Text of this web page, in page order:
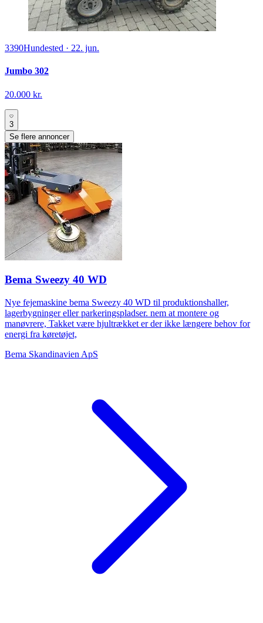
3390Hundested · 22. jun.
Jumbo 302
20.000 kr.
3
Se flere annoncer
Bema Sweezy 40 WD
Nye fejemaskine bema Sweezy 40 WD til produktionshaller,
lagerbygninger eller parkeringspladser. nem at montere og
manøvrere, Takket være hjultrækket er der ikke længere behov for
energi fra køretøjet,
Bema Skandinavien ApS